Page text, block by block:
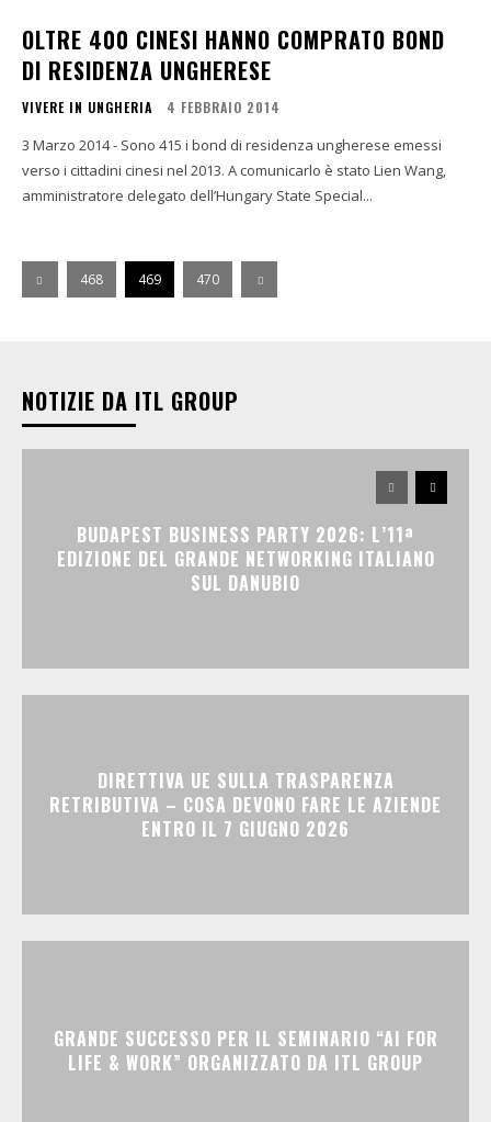
OLTRE 400 CINESI HANNO COMPRATO BOND
DI RESIDENZA UNGHERESE
VIVERE IN UNGHERIA 4 FEBBRAIO 2014
3 Marzo 2014 - Sono 415 i bond di residenza ungherese emessi
verso i cittadini cinesi nel 2013. A comunicarlo è stato Lien Wang,
amministratore delegato dell’Hungary State Special...
468 469 470
NOTIZIE DA ITL GROUP
BUDAPEST BUSINESS PARTY 2026: L’11ª
EDIZIONE DEL GRANDE NETWORKING ITALIANO
SUL DANUBIO
DIRETTIVA UE SULLA TRASPARENZA
RETRIBUTIVA – COSA DEVONO FARE LE AZIENDE
ENTRO IL 7 GIUGNO 2026
GRANDE SUCCESSO PER IL SEMINARIO “AI FOR
LIFE & WORK” ORGANIZZATO DA ITL GROUP